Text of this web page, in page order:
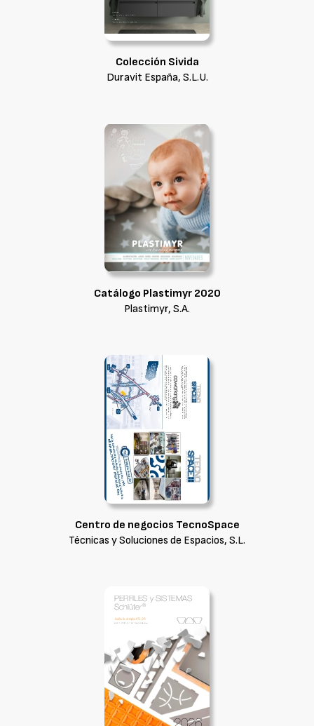
Colección Sivida
Duravit España, S.L.U.
Catálogo Plastimyr 2020
Plastimyr, S.A.
Centro de negocios TecnoSpace
Técnicas y Soluciones de Espacios, S.L.